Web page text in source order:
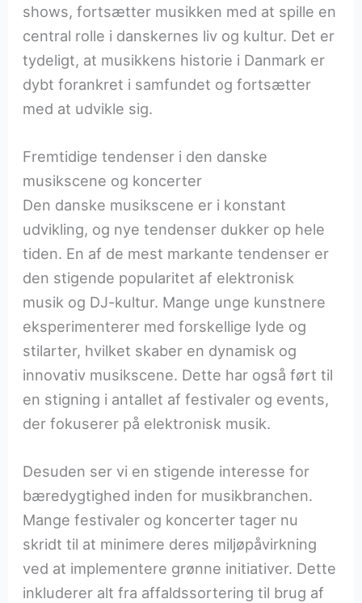
shows, fortsætter musikken med at spille en
central rolle i danskernes liv og kultur. Det er
tydeligt, at musikkens historie i Danmark er
dybt forankret i samfundet og fortsætter
med at udvikle sig.
Fremtidige tendenser i den danske
musikscene og koncerter
Den danske musikscene er i konstant
udvikling, og nye tendenser dukker op hele
tiden. En af de mest markante tendenser er
den stigende popularitet af elektronisk
musik og DJ-kultur. Mange unge kunstnere
eksperimenterer med forskellige lyde og
stilarter, hvilket skaber en dynamisk og
innovativ musikscene. Dette har også ført til
en stigning i antallet af festivaler og events,
der fokuserer på elektronisk musik.
Desuden ser vi en stigende interesse for
bæredygtighed inden for musikbranchen.
Mange festivaler og koncerter tager nu
skridt til at minimere deres miljøpåvirkning
ved at implementere grønne initiativer. Dette
inkluderer alt fra affaldssortering til brug af